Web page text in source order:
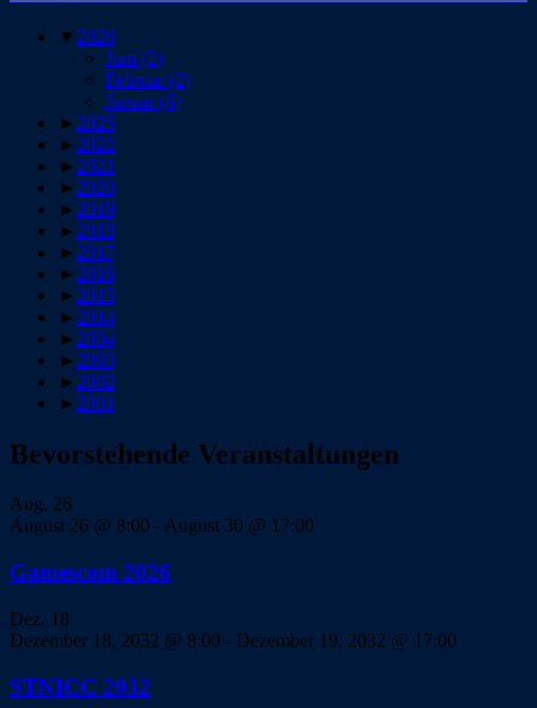
▼ 2026
Juni (2)
Februar(2)
Januar(6)
► 2025
► 2022
► 2021
► 2020
► 2019
► 2018
► 2017
► 2016
► 2015
► 2014
► 2004
► 2003
► 2002
► 2001
Bevorstehende Veranstaltungen
Aug. 26
August 26 @ 8:00 -August 30 @ 17:00
Gamescom 2026
Dez. 18
Dezember 18, 2032 @ 8:00 - Dezember 19, 2032 @ 17:00
STNICC 2032